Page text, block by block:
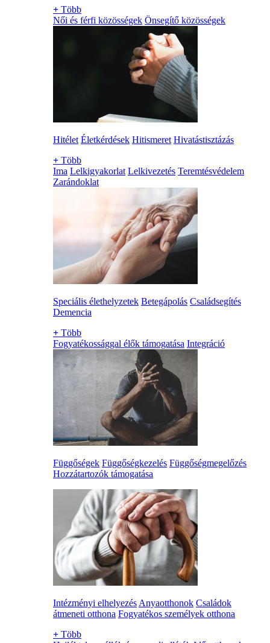
+ Több
Női és férfi közösségek Önsegítő közösségek
Hitélet Életkérdések Hitismeret Hivatástisztázás
+ Több
Ima Lelkigyakorlat Lelkivezetés Teremtésvédelem
Zarándoklat
Speciális élethelyzetek Betegápolás Családsegítés
Demencia
+ Több
Fogyatékossággal élők támogatása Integráció
Függőségek Függőségkezelés Függőségmegelőzés
Hozzátartozók támogatása
Intézményi elhelyezés Anyaotthonok Családok
átmeneti otthona Fogyatékos személyek otthona
+ Több